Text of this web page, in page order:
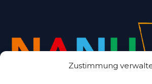
Zustimmung